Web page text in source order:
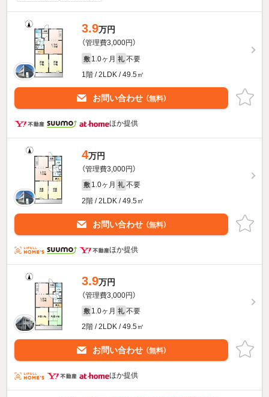
3.9万円
（管理費3,000円）
敷 1.0ヶ月 礼 不要
1階 / 2LDK / 49.5㎡
お問い合わせ （無料）
ほか提供
4万円
（管理費3,000円）
敷 1.0ヶ月 礼 不要
2階 / 2LDK / 49.5㎡
お問い合わせ （無料）
ほか提供
3.9万円
（管理費3,000円）
敷 1.0ヶ月 礼 不要
2階 / 2LDK / 49.5㎡
お問い合わせ （無料）
ほか提供